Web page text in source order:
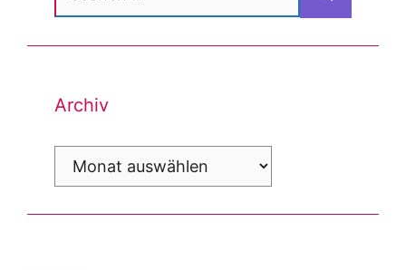
nach:
Archiv
Archiv